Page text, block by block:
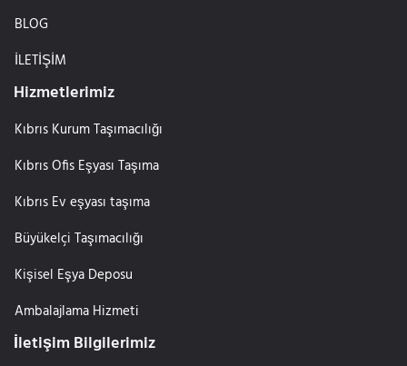
BLOG
İLETİŞİM
Hizmetlerimiz
Kıbrıs Kurum Taşımacılığı
Kıbrıs Ofis Eşyası Taşıma
Kıbrıs Ev eşyası taşıma
Büyükelçi Taşımacılığı
Kişisel Eşya Deposu
Ambalajlama Hizmeti
İletişim Bilgilerimiz